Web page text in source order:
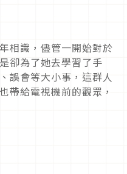
相識，儘管一開始對於
卻為了她去學習了手
誤會等大小事，這群人
帶給電視機前的觀眾，